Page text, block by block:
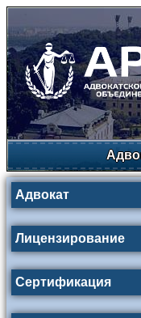
Адвокат
Лицензирование
Сертификация